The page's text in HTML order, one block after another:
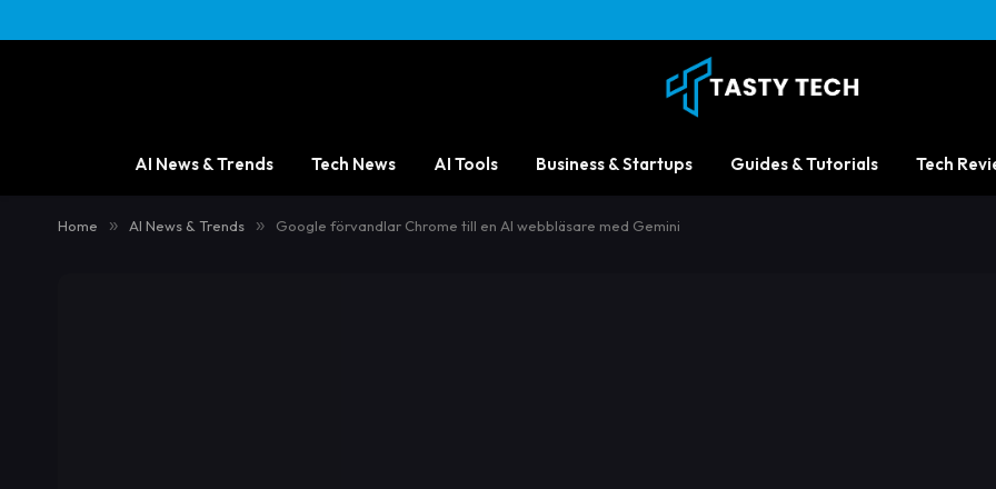
AI News & Trends Tech News AI Tools Business & Startups Guides & Tutorials Tech
Home » AI News & Trends » Google förvandlar Chrome till en AI webbläsare med Gemini